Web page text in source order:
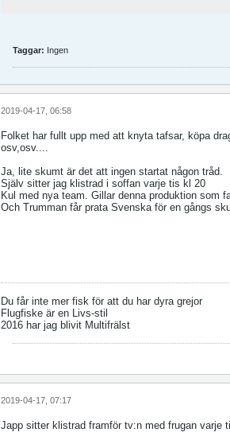
Taggar: Ingen
2019-04-17, 06:58
Folket har fullt upp med att knyta tafsar, köpa
osv,osv....
Ja, lite skumt är det att ingen startat någon tråd.
Själv sitter jag klistrad i soffan varje tis kl 20
Kul med nya team. Gillar denna produktion som
Och Trumman får prata Svenska för en gångs
Du får inte mer fisk för att du har dyra grejor
Flugfiske är en Livs-stil
2016 har jag blivit Multifrälst
2019-04-17, 07:17
Japp sitter klistrad framför tv:n med frugan varje